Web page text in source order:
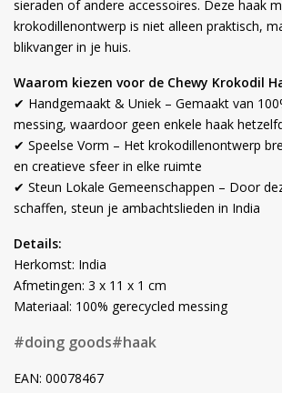
sieraden of andere accessoires. Deze haak
krokodillenontwerp is niet alleen praktisch,
blikvanger in je huis.
Waarom kiezen voor de Chewy Krokodil
✔ Handgemaakt & Uniek – Gemaakt van
messing, waardoor geen enkele haak
✔ Speelse Vorm – Het krokodillenontwerp
en creatieve sfeer in elke ruimte
✔ Steun Lokale Gemeenschappen – Door
schaffen, steun je ambachtslieden in India
Details:
Herkomst: India
Afmetingen: 3 x 11 x 1 cm
Materiaal: 100% gerecycled messing
#doing goods#haak
EAN: 00078467